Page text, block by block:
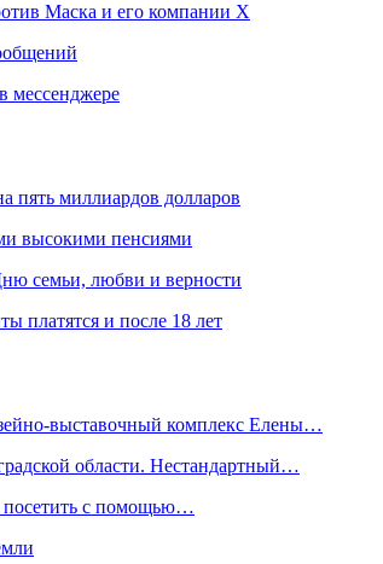
Маска и его компании X
мессенджере
пять миллиардов долларов
высокими пенсиями
семьи, любви и верности
платятся и после 18 лет
выставочный комплекс Елены…
области. Нестандартный…
посетить с помощью…